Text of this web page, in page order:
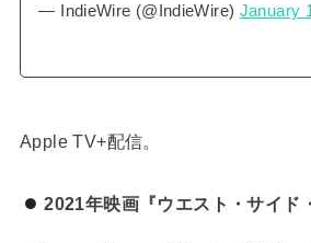
— IndieWire (@IndieWire) January
Apple TV+配信。
2021年映画『ウエスト・サイド